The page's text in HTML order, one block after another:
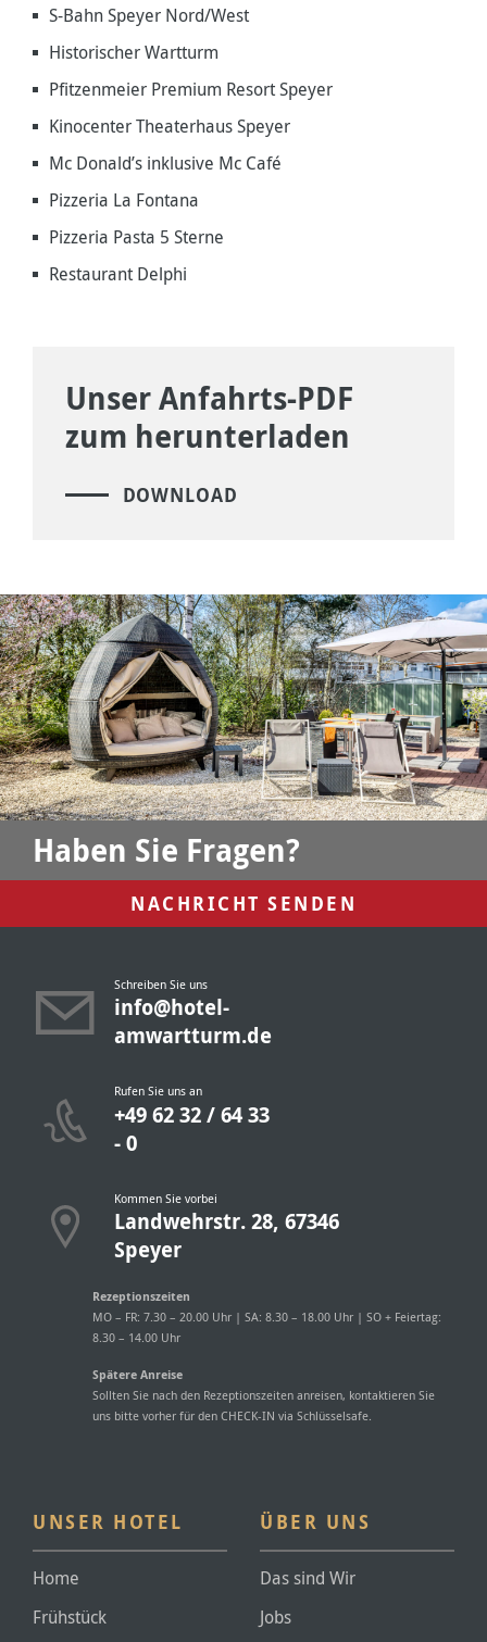
S-Bahn Speyer Nord/West
Historischer Wartturm
Pfitzenmeier Premium Resort Speyer
Kinocenter Theaterhaus Speyer
Mc Donald’s inklusive Mc Café
Pizzeria La Fontana
Pizzeria Pasta 5 Sterne
Restaurant Delphi
Unser Anfahrts-PDF
zum herunterladen
DOWNLOAD
Haben Sie Fragen?
NACHRICHT SENDEN
Schreiben Sie uns
info@hotel-
amwartturm.de
Rufen Sie uns an
+49 62 32 / 64 33
- 0
Kommen Sie vorbei
Landwehrstr. 28, 67346
Speyer
Rezeptionszeiten
MO – FR: 7.30 – 20.00 Uhr | SA: 8.30 – 18.00 Uhr | SO + Feiertag:
8.30 – 14.00 Uhr
Spätere Anreise
Sollten Sie nach den Rezeptionszeiten anreisen, kontaktieren Sie
uns bitte vorher für den CHECK-IN via Schlüsselsafe.
UNSER HOTEL
Home
Frühstück
ÜBER UNS
Das sind Wir
Jobs